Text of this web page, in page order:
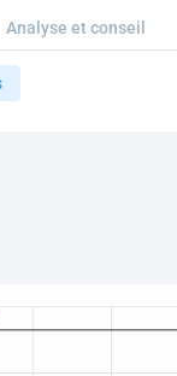
Analyse et conseil